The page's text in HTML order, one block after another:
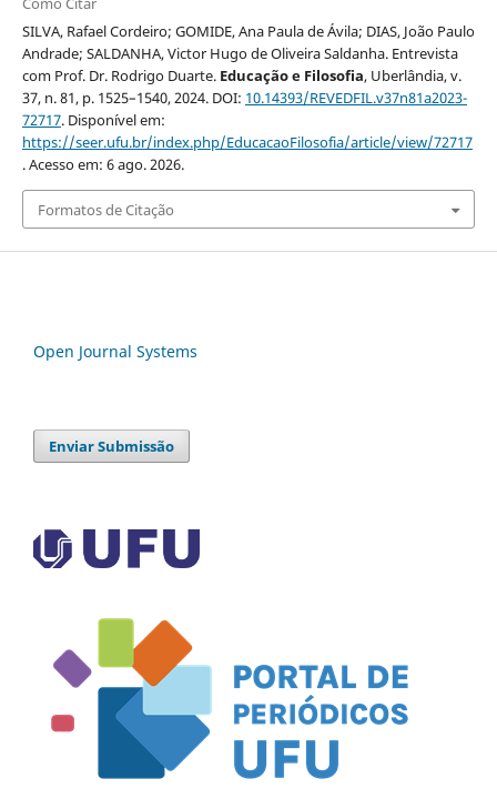
SILVA, Rafael Cordeiro; GOMIDE, Ana Paula de Ávila; DIAS, João Paulo
Andrade; SALDANHA, Victor Hugo de Oliveira Saldanha. Entrevista
com Prof. Dr. Rodrigo Duarte. Educação e Filosofia, Uberlândia, v.
37, n. 81, p. 1525–1540, 2024. DOI: 10.14393/REVEDFIL.v37n81a2023-
72717. Disponível em:
https://seer.ufu.br/index.php/EducacaoFilosofia/article/view/72717
. Acesso em: 6 ago. 2026.
Formatos de Citação
Open Journal Systems
Enviar Submissão